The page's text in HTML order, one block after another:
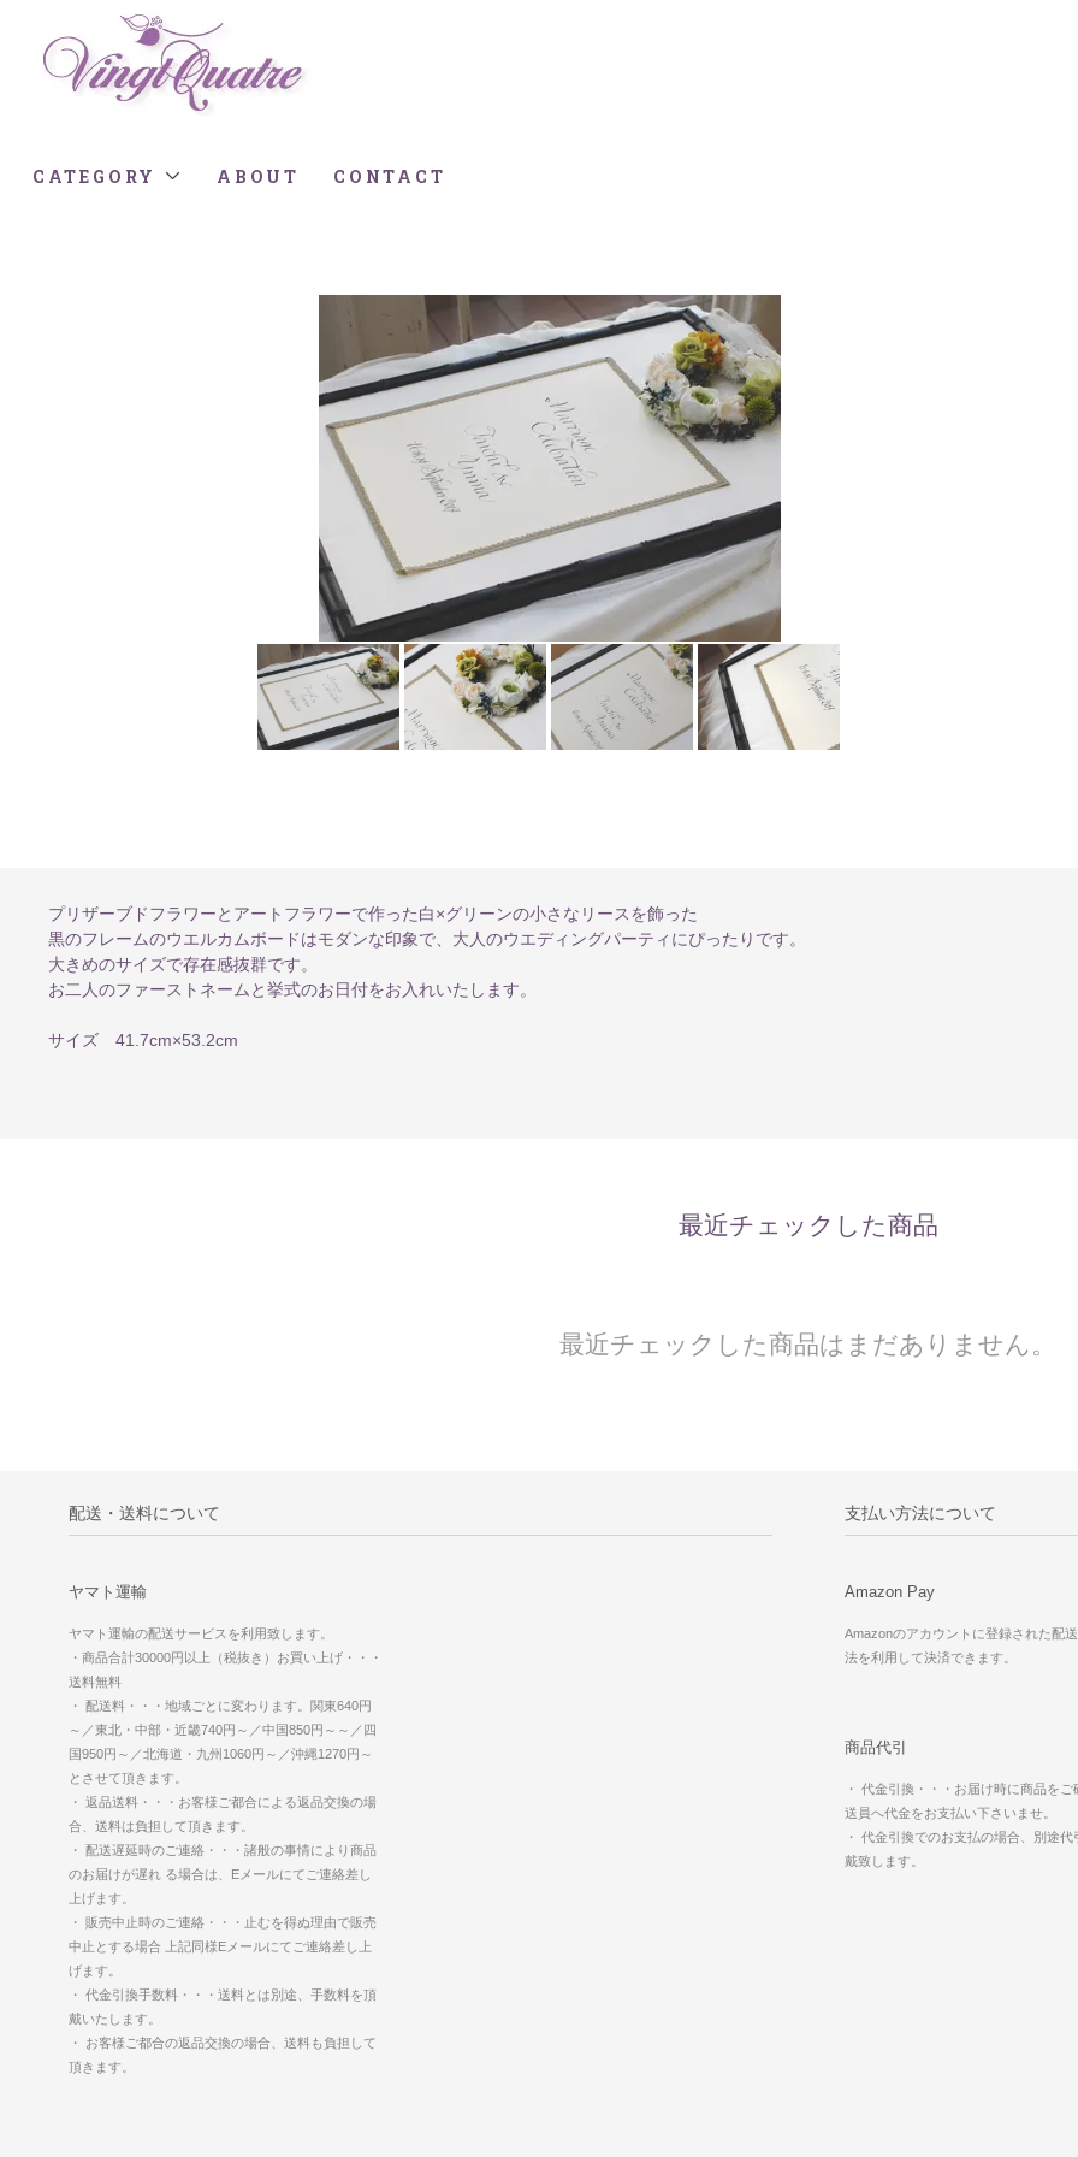
CATEGORY ABOUT CONTACT
プリザーブドフラワーとアートフラワーで作った白×グリーンの小さなリースを飾った
黒のフレームのウエルカムボードはモダンな印象で、大人のウエディングパーティにぴったりです。
大きめのサイズで存在感抜群です。
お二人のファーストネームと挙式のお日付をお入れいたします。
サイズ 41.7cm×53.2cm
最近チェックした商品
最近チェックした商品はまだありません。
配送・送料について
ヤマト運輸
ヤマト運輸の配送サービスを利用致します。
・商品合計30000円以上（税抜き）お買い上げ・・・
送料無料
・ 配送料・・・地域ごとに変わります。関東640円
～／東北・中部・近畿740円～／中国850円～～／四
国950円～／北海道・九州1060円～／沖縄1270円～
とさせて頂きます。
・ 返品送料・・・お客様ご都合による返品交換の場
合、送料は負担して頂きます。
・ 配送遅延時のご連絡・・・諸般の事情により商品
のお届けが遅れ る場合は、Eメールにてご連絡差し
上げます。
・ 販売中止時のご連絡・・・止むを得ぬ理由で販売
中止とする場合 上記同様Eメールにてご連絡差し上
げます。
・ 代金引換手数料・・・送料とは別途、手数料を頂
戴いたします。
・ お客様ご都合の返品交換の場合、送料も負担して
頂きます。
支払い方法について
Amazon Pay
Amazonのアカウントに登録された配
法を利用して決済できます。
商品代引
・ 代金引換・・・お届け時に商品を
送員へ代金をお支払い下さいませ。
・ 代金引換でのお支払の場合、別途
戴致します。